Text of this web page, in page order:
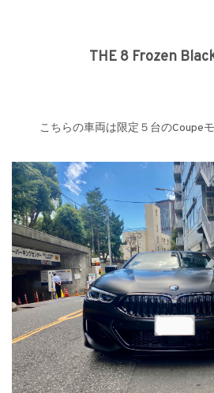
THE 8 Frozen
こちらの車両は限定５台のCoupe